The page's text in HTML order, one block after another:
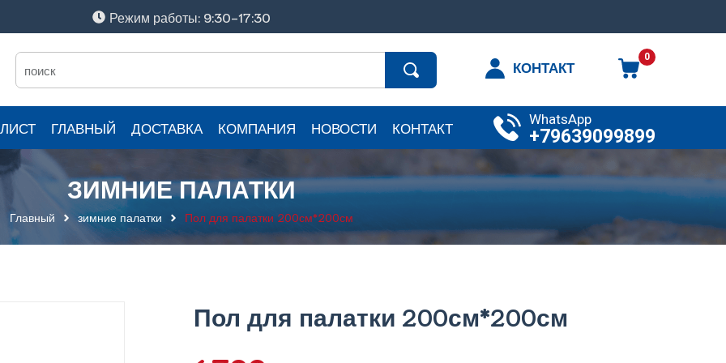
Режим работы: 9:30-17:30
0
КОНТАКТ
ГЛАВНЫЙ ДОСТАВКА КОМПАНИЯ НОВОСТИ КОНТАКТ WhatsApp
+79639099899
ЗИМНИЕ ПАЛАТКИ
Главный зимние палатки Пол для палатки 200см*200см
Пол для палатки 200см*200см